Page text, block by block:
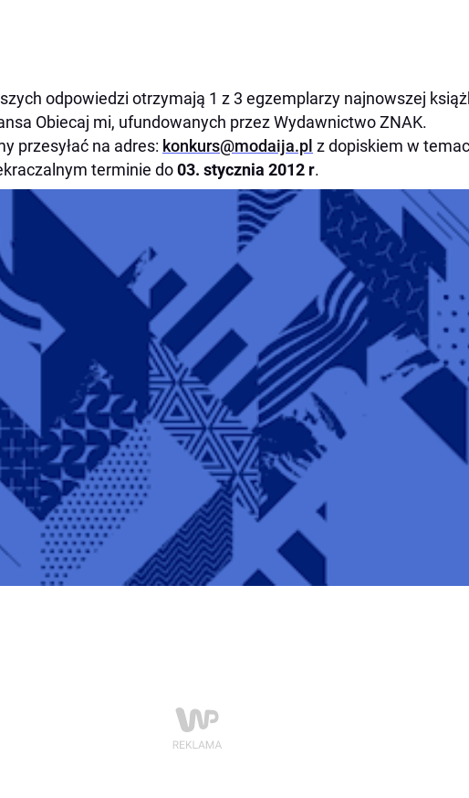
odpowiedzi otrzymają 1 z 3 egzemplarzy najnowszej
Obiecaj mi, ufundowanych przez Wydawnictwo ZNAK.
przesyłać na adres: konkurs@modaija.pl z dopiskiem w
terminie do03. stycznia 2012 r.